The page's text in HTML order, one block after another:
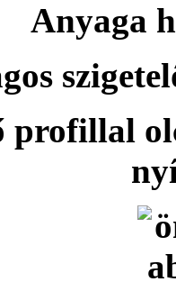
Anyaga
profillal